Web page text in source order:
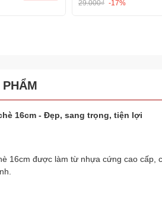
29.000₫ -17%
16cm - Đẹp, sang trọng, tiện lợi
16cm được làm từ nhựa cứng cao cấp,